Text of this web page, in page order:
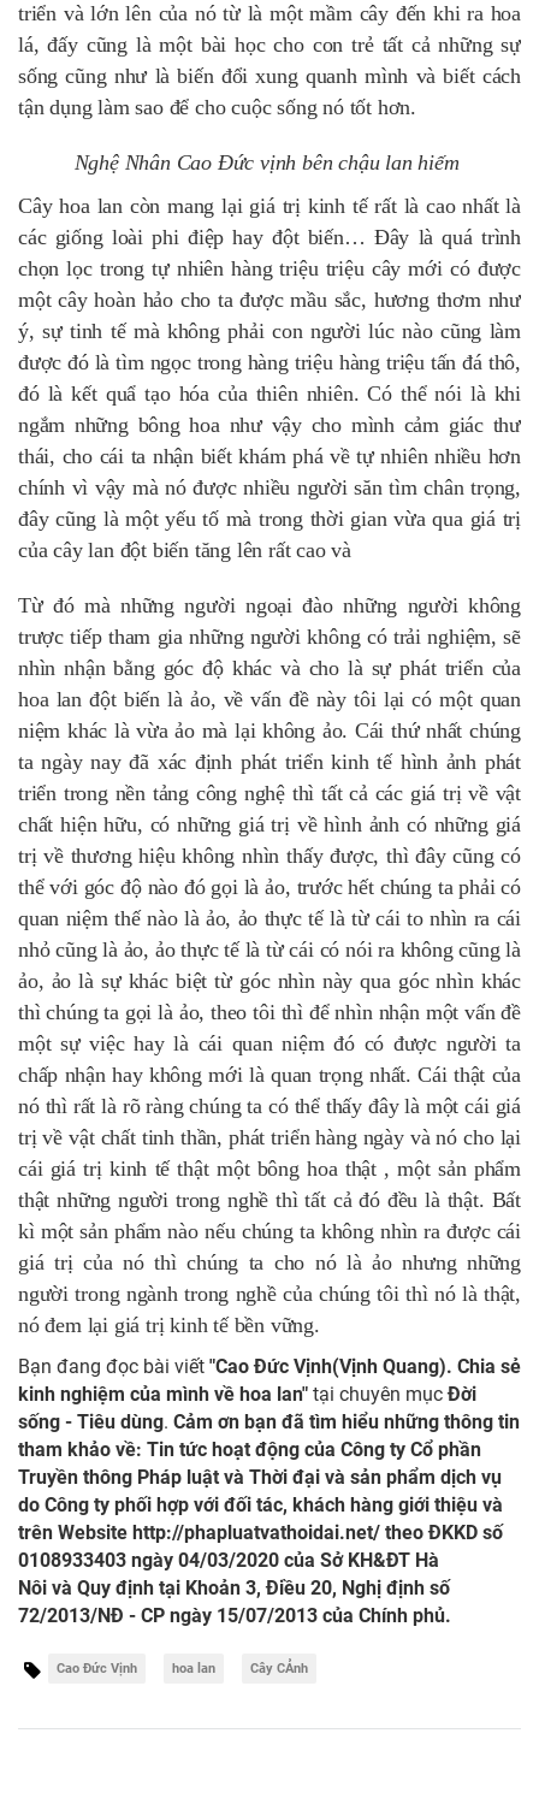
triển và lớn lên của nó từ là một mầm cây đến khi ra hoa
lá, đấy cũng là một bài học cho con trẻ tất cả những sự
sống cũng như là biến đổi xung quanh mình và biết cách
tận dụng làm sao để cho cuộc sống nó tốt hơn.
Nghệ Nhân Cao Đức vịnh bên chậu lan hiếm
Cây hoa lan còn mang lại giá trị kinh tế rất là cao nhất là
các giống loài phi điệp hay đột biến… Đây là quá trình
chọn lọc trong tự nhiên hàng triệu triệu cây mới có được
một cây hoàn hảo cho ta được mầu sắc, hương thơm như
ý, sự tinh tế mà không phải con người lúc nào cũng làm
được đó là tìm ngọc trong hàng triệu hàng triệu tấn đá thô,
đó là kết quẩ tạo hóa của thiên nhiên. Có thể nói là khi
ngắm những bông hoa như vậy cho mình cảm giác thư
thái, cho cái ta nhận biết khám phá về tự nhiên nhiều hơn
chính vì vậy mà nó được nhiều người săn tìm chân trọng,
đây cũng là một yếu tố mà trong thời gian vừa qua giá trị
của cây lan đột biến tăng lên rất cao và
Từ đó mà những người ngoại đào những người không
trược tiếp tham gia những người không có trải nghiệm, sẽ
nhìn nhận bằng góc độ khác và cho là sự phát triển của
hoa lan đột biến là ảo, về vấn đề này tôi lại có một quan
niệm khác là vừa ảo mà lại không ảo. Cái thứ nhất chúng
ta ngày nay đã xác định phát triển kinh tế hình ảnh phát
triển trong nền tảng công nghệ thì tất cả các giá trị về vật
chất hiện hữu, có những giá trị về hình ảnh có những giá
trị về thương hiệu không nhìn thấy được, thì đây cũng có
thể với góc độ nào đó gọi là ảo, trước hết chúng ta phải có
quan niệm thế nào là ảo, ảo thực tế là từ cái to nhìn ra cái
nhỏ cũng là ảo, ảo thực tế là từ cái có nói ra không cũng là
ảo, ảo là sự khác biệt từ góc nhìn này qua góc nhìn khác
thì chúng ta gọi là ảo, theo tôi thì để nhìn nhận một vấn đề
một sự việc hay là cái quan niệm đó có được người ta
chấp nhận hay không mới là quan trọng nhất. Cái thật của
nó thì rất là rõ ràng chúng ta có thể thấy đây là một cái giá
trị về vật chất tinh thần, phát triển hàng ngày và nó cho lại
cái giá trị kinh tế thật một bông hoa thật , một sản phẩm
thật những người trong nghề thì tất cả đó đều là thật. Bất
kì một sản phẩm nào nếu chúng ta không nhìn ra được cái
giá trị của nó thì chúng ta cho nó là ảo nhưng những
người trong ngành trong nghề của chúng tôi thì nó là thật,
nó đem lại giá trị kinh tế bền vững.
Bạn đang đọc bài viết "Cao Đức Vịnh(Vịnh Quang). Chia sẻ
kinh nghiệm của mình về hoa lan" tại chuyên mụcĐời
sống - Tiêu dùng. Cảm ơn bạn đã tìm hiểu những thông tin
tham khảo về: Tin tức hoạt động của Công ty Cổ phần
Truyền thông Pháp luật và Thời đại và sản phẩm dịch vụ
do Công ty phối hợp với đối tác, khách hàng giới thiệu và
trên Website http://phapluatvathoidai.net/ theo ĐKKD số
0108933403 ngày 04/03/2020 của Sở KH&ĐT Hà
Nôi và Quy định tại Khoản 3, Điều 20, Nghị định số
72/2013/NĐ - CP ngày 15/07/2013 của Chính phủ.
Cao Đức Vịnh hoa lan Cây CẢnh